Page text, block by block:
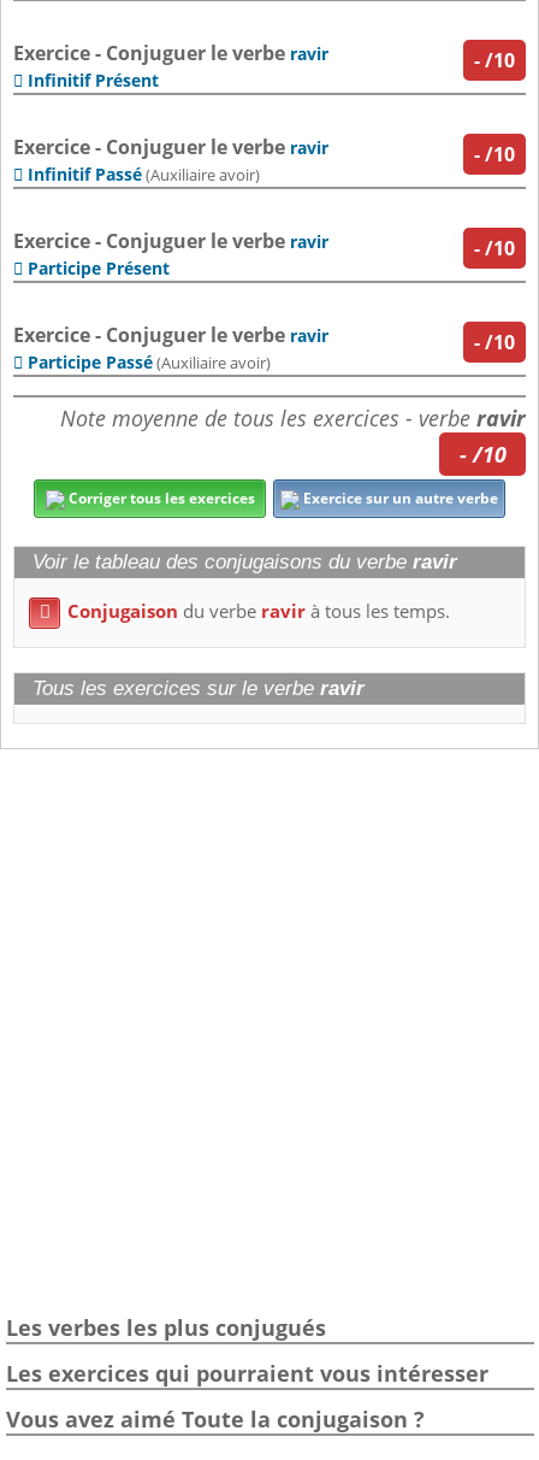
-/10
Exercice - Conjuguer le verbe ravir
 Infinitif Présent
-/10
Exercice - Conjuguer le verbe ravir
 Infinitif Passé(Auxiliaire avoir)
-/10
Exercice - Conjuguer le verbe ravir
 Participe Présent
-/10
Exercice - Conjuguer le verbe ravir
 Participe Passé(Auxiliaire avoir)
Note moyenne de tous les exercices - verbe ravir
- /10
Corriger tous les exercices Exercice sur un autre verbe
Voir le tableau des conjugaisons du verbe ravir
 Conjugaison du verbe ravirà tous les temps.
Tous les exercices sur le verbe ravir
Les verbes les plus conjugués
Les exercices qui pourraient vous intéresser
Vous avez aimé Toute la conjugaison ?